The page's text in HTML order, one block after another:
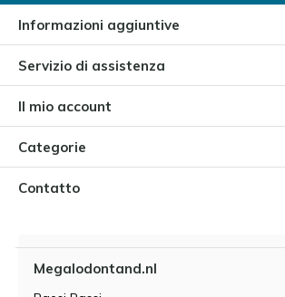
Informazioni aggiuntive
Servizio di assistenza
Il mio account
Categorie
Contatto
Megalodontand.nl